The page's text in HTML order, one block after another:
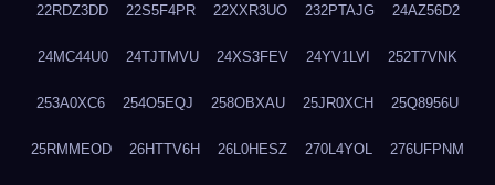
22RDZ3DD 22S5F4PR 22XXR3UO 232PTAJG 24AZ56D2
24MC44U0 24TJTMVU 24XS3FEV 24YV1LVI 252T7VNK
253A0XC6 254O5EQJ 258OBXAU 25JR0XCH 25Q8956U
25RMMEOD 26HTTV6H 26L0HESZ 270L4YOL 276UFPNM